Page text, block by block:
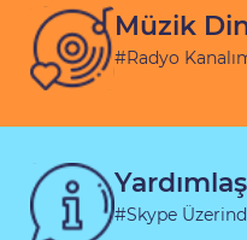
Müzik
#Radyo
#Skype